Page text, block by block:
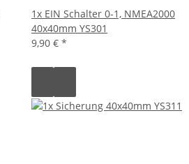
1x EIN Schalter 0-1, NMEA2000
40x40mm YS301
9,90 € *